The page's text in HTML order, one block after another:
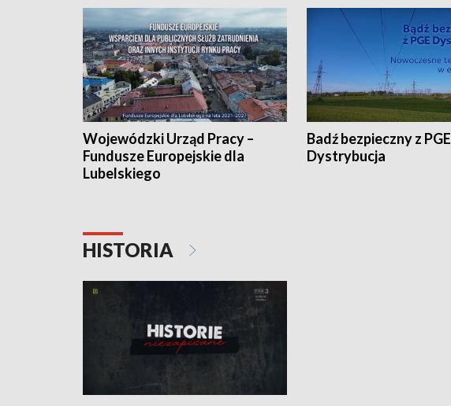
Wojewódzki Urząd Pracy –
Fundusze Europejskie dla
Lubelskiego
Badź bezpieczny z PGE
Dystrybucja
HISTORIA